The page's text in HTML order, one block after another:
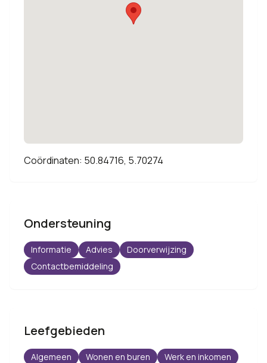
Coördinaten: 50.84716, 5.70274
Ondersteuning
Informatie Advies
Doorverwijzing
Contactbemiddeling
Leefgebieden
Algemeen Wonen en buren
Werk en inkomen